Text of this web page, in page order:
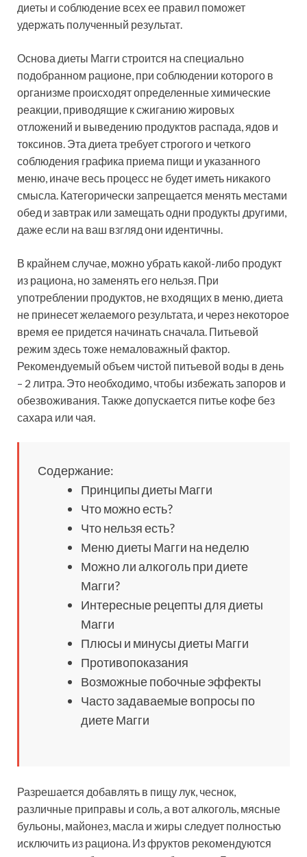
диеты и соблюдение всех ее правил поможет
удержать полученный результат.
Основа диеты Магги строится на специально
подобранном рационе, при соблюдении которого в
организме происходят определенные химические
реакции, приводящие к сжиганию жировых
отложений и выведению продуктов распада, ядов и
токсинов. Эта диета требует строгого и четкого
соблюдения графика приема пищи и указанного
меню, иначе весь процесс не будет иметь никакого
смысла. Категорически запрещается менять местами
обед и завтрак или замещать одни продукты другими,
даже если на ваш взгляд они идентичны.
В крайнем случае, можно убрать какой-либо продукт
из рациона, но заменять его нельзя. При
употреблении продуктов, не входящих в меню, диета
не принесет желаемого результата, и через некоторое
время ее придется начинать сначала. Питьевой
режим здесь тоже немаловажный фактор.
Рекомендуемый объем чистой питьевой воды в день
– 2 литра. Это необходимо, чтобы избежать запоров и
обезвоживания. Также допускается питье кофе без
сахара или чая.
Содержание:
Принципы диеты Магги
Что можно есть?
Что нельзя есть?
Меню диеты Магги на неделю
Можно ли алкоголь при диете
Магги?
Интересные рецепты для диеты
Магги
Плюсы и минусы диеты Магги
Противопоказания
Возможные побочные эффекты
Часто задаваемые вопросы по
диете Магги
Разрешается добавлять в пищу лук, чеснок,
различные приправы и соль, а вот алкоголь, мясные
бульоны, майонез, масла и жиры следует полностью
исключить из рациона. Из фруктов рекомендуются